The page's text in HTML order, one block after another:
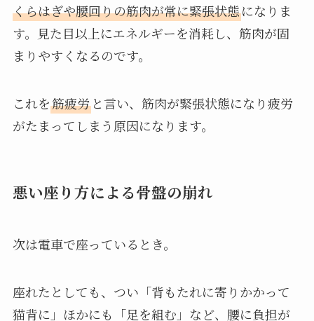
くらはぎや腰回りの筋肉が常に緊張状態になりま
す。見た目以上にエネルギーを消耗し、筋肉が固
まりやすくなるのです。
これを筋疲労と言い、筋肉が緊張状態になり疲労
がたまってしまう原因になります。
悪い座り方による骨盤の崩れ
次は電車で座っているとき。
座れたとしても、つい「背もたれに寄りかかって
猫背に」ほかにも「足を組む」など、腰に負担が